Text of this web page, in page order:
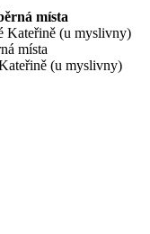
místa
Kateřině (u myslivny)
místa
(u myslivny)